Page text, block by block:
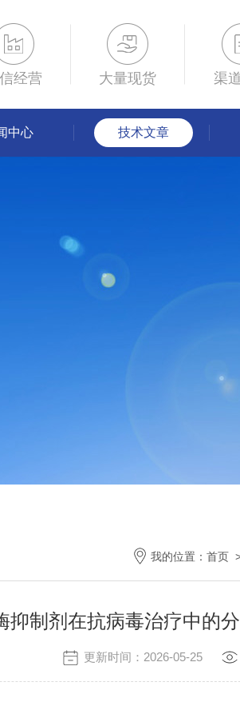
经营 大量现货 渠
中心 技术文章
我的位置： 首页
抑制剂在抗病毒治疗中的
更新时间：2026-05-25